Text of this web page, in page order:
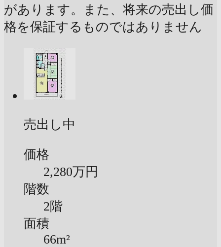
があります。また、将来の売出し価
格を保証するものではありません
売出し中
価格
2,280万円
階数
2階
面積
66m²